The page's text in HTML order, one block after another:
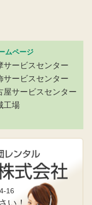
ムページ
サービスセンター
サービスセンター
屋サービスセンター
工場
16
い！